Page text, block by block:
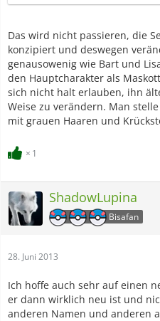
Das wird nicht passieren, die
konzipiert und deswegen
genausowenig wie Bart und
den Hauptcharakter als
sich nicht halt erlauben, ihn
Weise zu verändern. Man
mit grauen Haaren und
1
ShadowLupina
Bisafan
28. Juni 2013
Ich hoffe auch sehr auf einen
er dann wirklich neu ist und
anderen Namen und anderen